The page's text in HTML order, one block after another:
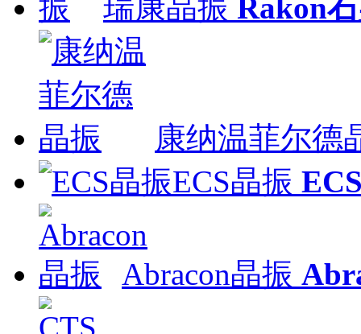
瑞康晶振 Rakon
康纳温菲尔德
ECS晶振
Abracon晶振